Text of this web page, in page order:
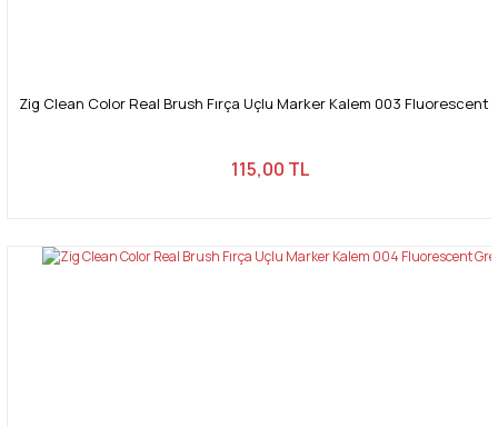
Zig Clean Color Real Brush Fırça Uçlu Marker Kalem 003 Fluorescent
115,00 TL